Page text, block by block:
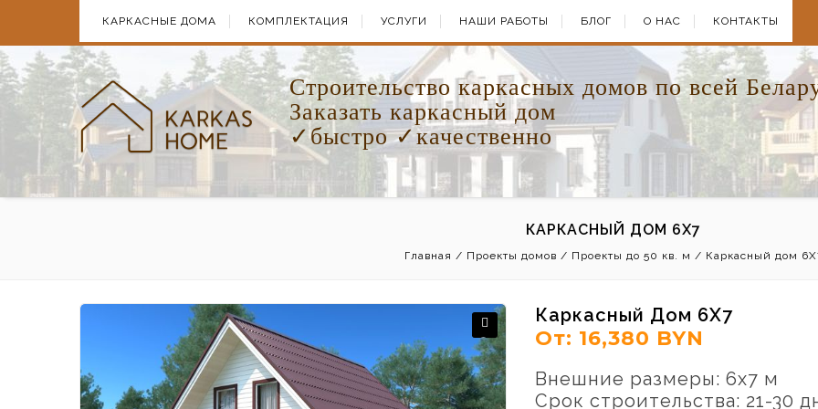
КАРКАСНЫЕ ДОМА КОМПЛЕКТАЦИЯ УСЛУГИ НАШИ РАБОТЫ БЛОГ О НАС КОНТАКТЫ
Cтроительство каркасных домов по всей
Заказать каркасный дом
✓быстро ✓качественно
КАРКАСНЫЙ ДОМ 6Х7
Главная / Проекты домов / Проекты до 50 кв. м / Каркасный дом
Каркасный Дом 6Х7
От: 16,380 BYN
Внешние размеры: 6х7 м
Срок строительства: 21-30